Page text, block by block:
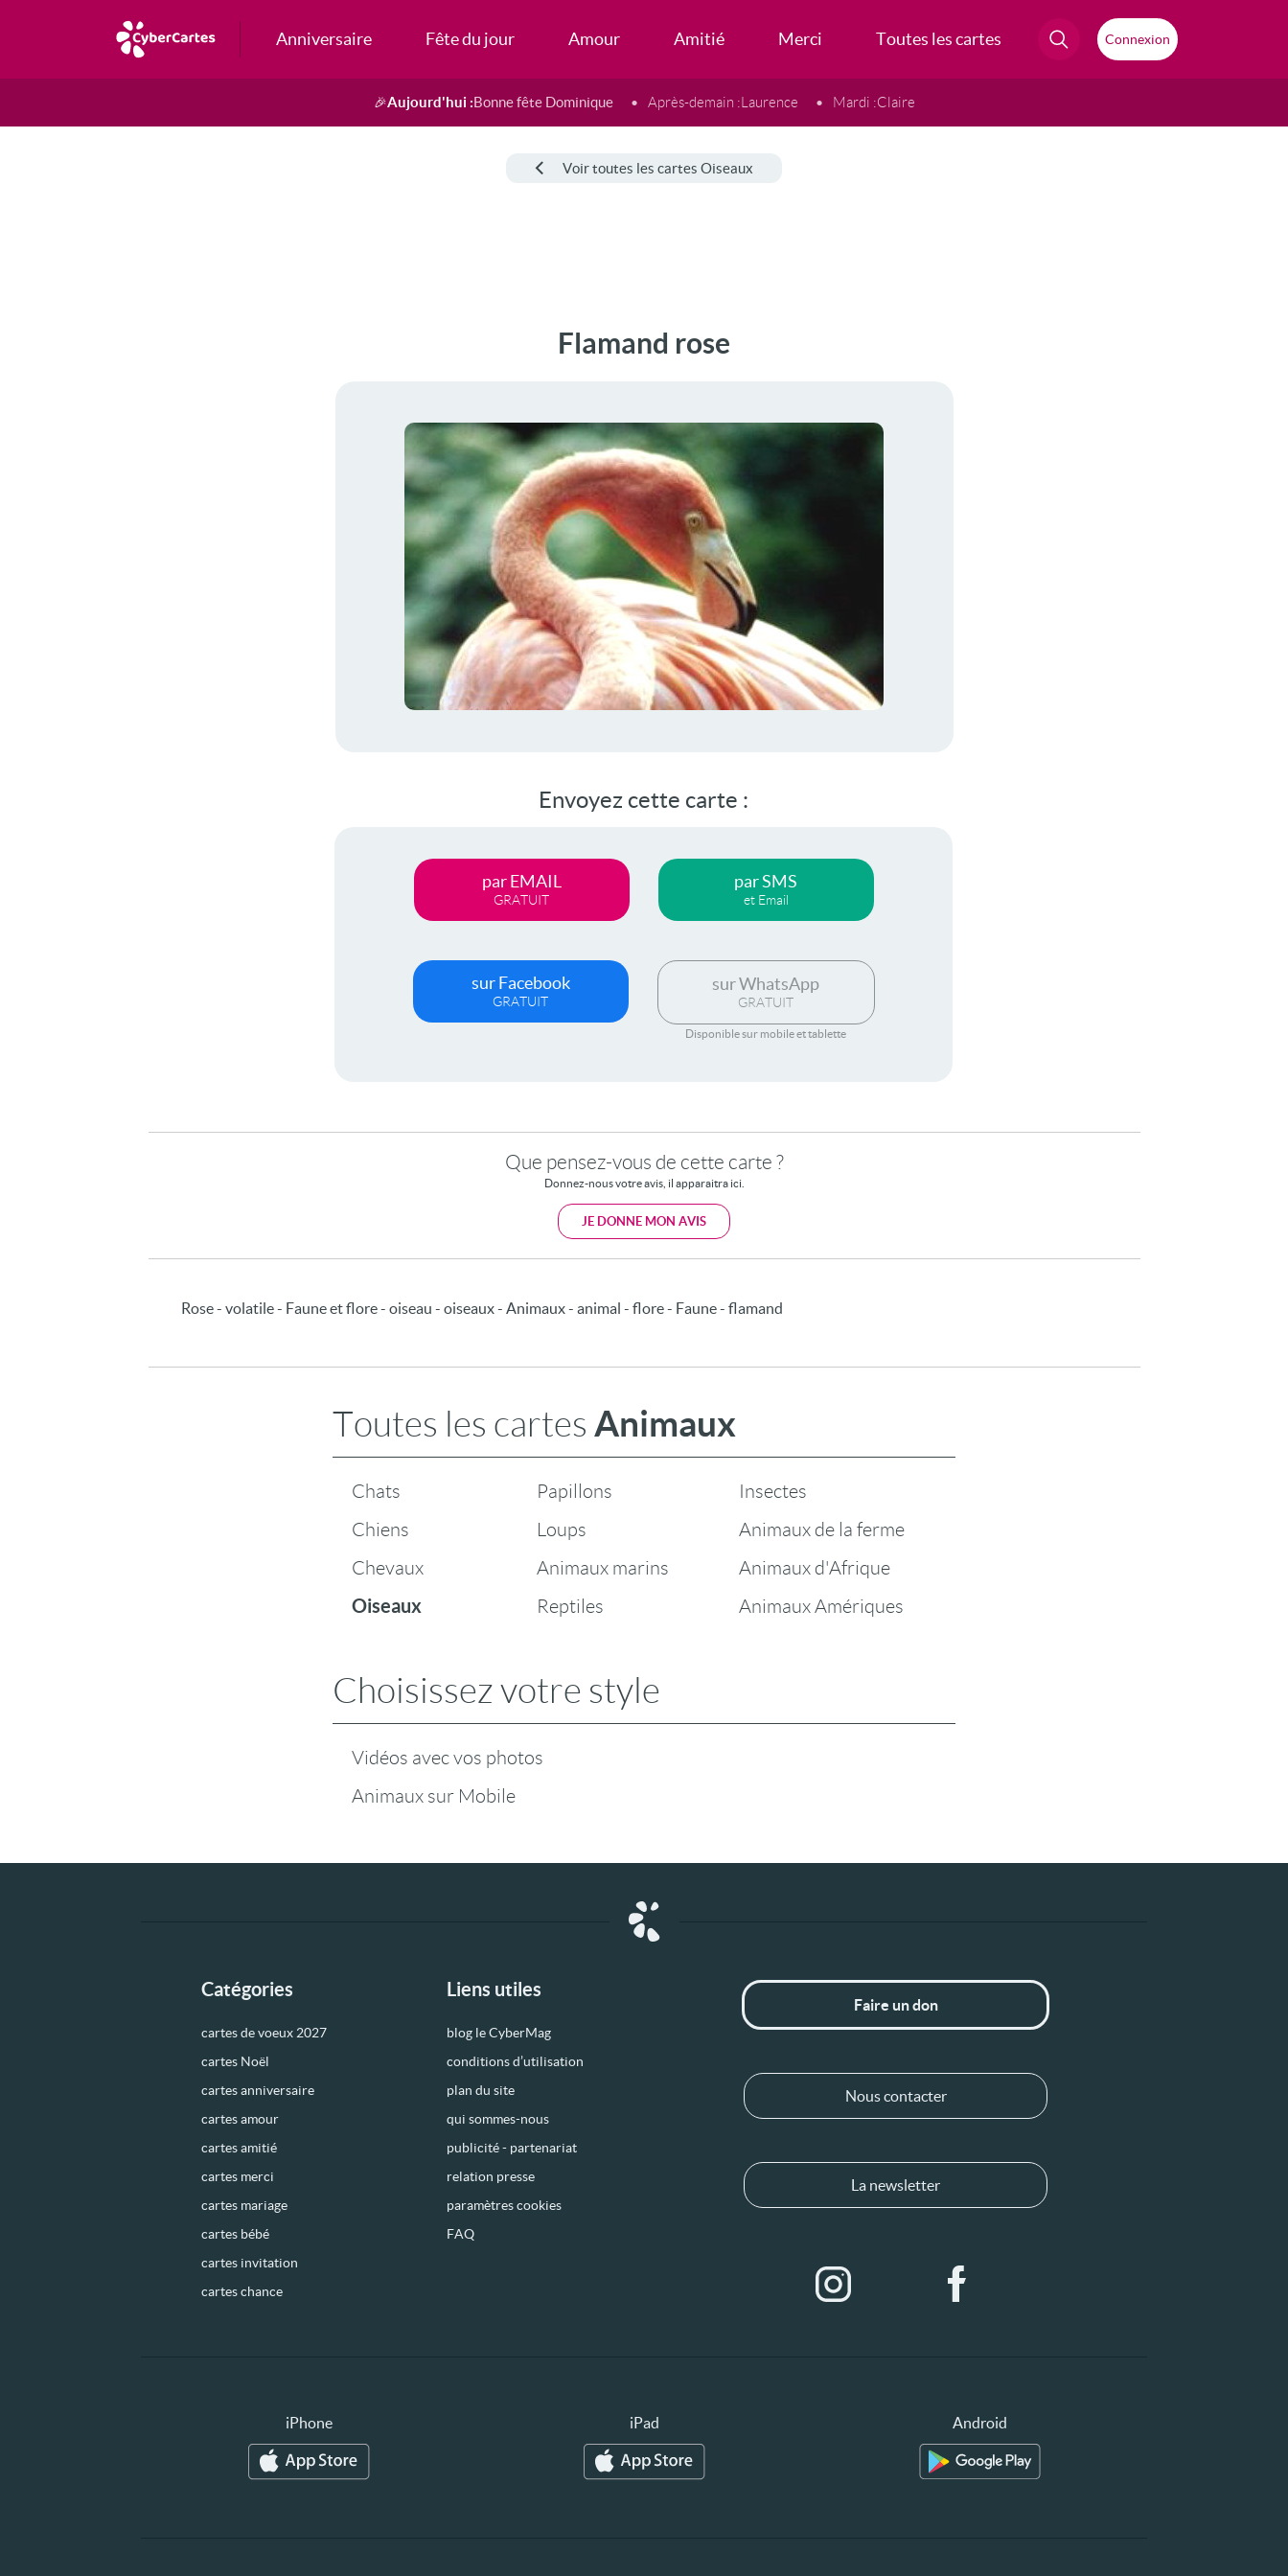
Anniversaire Fête du jour Amour Amitié Merci Toutes les cartes Connexion
🎉Aujourd'hui :Bonne fête Dominique Après-demain :Laurence Mardi :Claire
Voir toutes les cartes Oiseaux
Flamand rose
Envoyez cette carte :
par EMAIL
GRATUIT
par SMS
et Email
sur Facebook
GRATUIT
sur WhatsApp
GRATUIT
Disponible sur mobile et tablette
Que pensez-vous de cette carte ?
Donnez-nous votre avis, il apparaitra ici.
JE DONNE MON AVIS
Rose - volatile - Faune et flore - oiseau - oiseaux - Animaux - animal - flore - Faune - flamand
Toutes les cartes Animaux
Chats
Chiens
Chevaux
Oiseaux
Papillons
Loups
Animaux marins
Reptiles
Insectes
Animaux de la ferme
Animaux d'Afrique
Animaux Amériques
Choisissez votre style
Vidéos avec vos photos
Animaux sur Mobile
Catégories
cartes de voeux 2027
cartes Noël
cartes anniversaire
cartes amour
cartes amitié
cartes merci
cartes mariage
cartes bébé
cartes invitation
cartes chance
Liens utiles
blog le CyberMag
conditions d’utilisation
plan du site
qui sommes-nous
publicité - partenariat
relation presse
paramètres cookies
FAQ
Faire un don
Nous contacter
La newsletter
iPhone iPad Android